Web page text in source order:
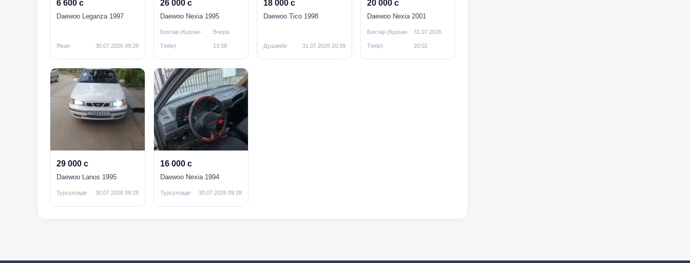
6 600 с
Daewoo Leganza 1997
Яван 30.07.2026 09:28
26 000 с
Daewoo Nexia 1995
Бохтар (Курган-
Тюбе)
Вчера
13:58
18 000 с
Daewoo Tico 1998
Душанбе 31.07.2026 20:39
20 000 с
Daewoo Nexia 2001
Бохтар (Курган-
Тюбе)
31.07.2026
20:02
29 000 с
Daewoo Lanos 1995
Турсунзаде 30.07.2026 09:28
16 000 с
Daewoo Nexia 1994
Турсунзаде 30.07.2026 09:28